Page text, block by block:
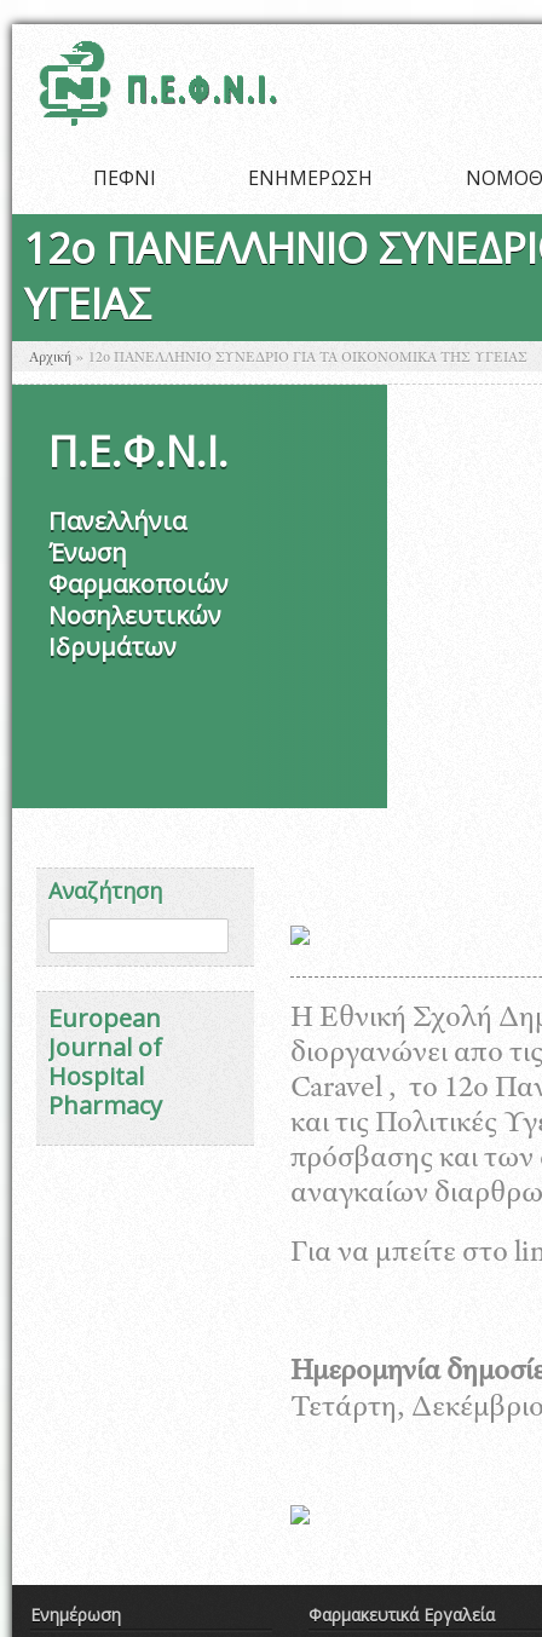
ΠΕΦΝΙ ΕΝΗΜΕΡΩΣΗ
12ο ΠΑΝΕΛΛΗΝΙΟ
ΥΓΕΙΑΣ
Είστε εδώ
Αρχική » 12ο ΠΑΝΕΛΛΗΝΙΟ ΣΥΝΕΔΡΙΟ ΓΙΑ ΤΑ ΟΙΚΟΝΟΜΙΚΑ ΤΗΣ ΥΓΕΙΑΣ
Π.Ε.Φ.Ν.Ι.
Πανελλήνια
Ένωση
Φαρμακοποιών
Νοσηλευτικών
Ιδρυμάτων
Αναζήτηση
Φόρμα αναζήτησης
European
Journal of
Hospital
Pharmacy
Η Εθνική Σχολή
διοργανώνει απο
Caravel , το 12ο
και τις Πολιτικές
πρόσβασης και
αναγκαίων
Για να μπείτε στο
Ημερομηνία
Τετάρτη,
Ενημέρωση Φαρμακευτικά Εργαλεία